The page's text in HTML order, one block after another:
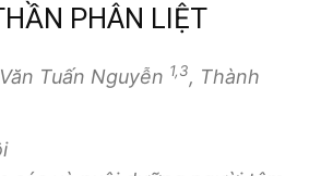
PHÂN LIỆT
Tuấn Nguyễn 1,3, Thành